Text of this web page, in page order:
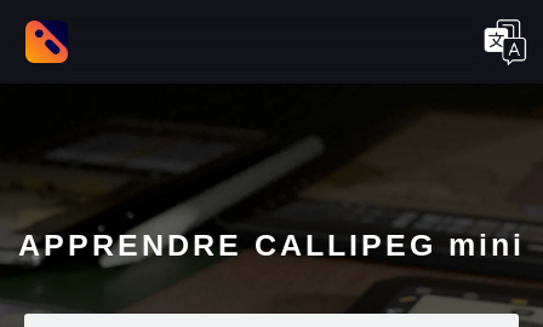
APPRENDRE CALLIPEG mini